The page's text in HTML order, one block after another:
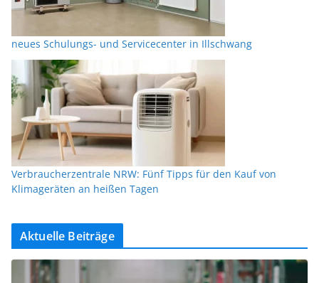
neues Schulungs- und Servicecenter in Illschwang
Verbraucherzentrale NRW: Fünf Tipps für den Kauf von
Klimageräten an heißen Tagen
Aktuelle Beiträge